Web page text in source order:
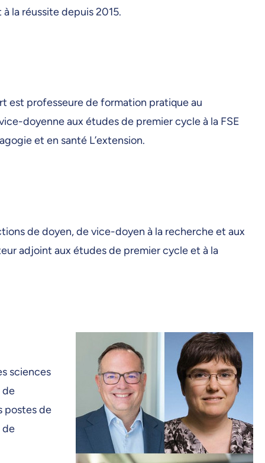
la réussite depuis 2015.
est professeure de formation pratique au
doyenne aux études de premier cycle à la FSE
et en santé L’extension.
de doyen, de vice-doyen à la recherche et aux
adjoint aux études de premier cycle et à la
sciences
de
postes de
de